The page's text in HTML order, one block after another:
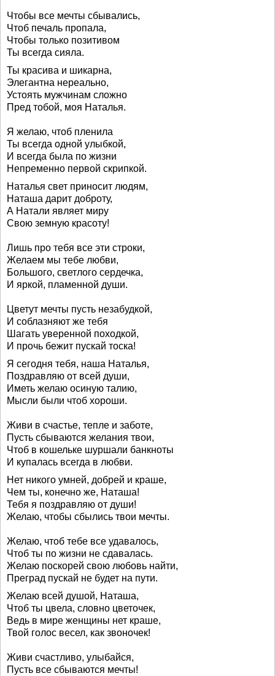
Чтобы все мечты сбывались,
Чтоб печаль пропала,
Чтобы только позитивом
Ты всегда сияла.
Ты красива и шикарна,
Элегантна нереально,
Устоять мужчинам сложно
Пред тобой, моя Наталья.
Я желаю, чтоб пленила
Ты всегда одной улыбкой,
И всегда была по жизни
Непременно первой скрипкой.
Наталья свет приносит людям,
Наташа дарит доброту,
А Натали являет миру
Свою земную красоту!
Лишь про тебя все эти строки,
Желаем мы тебе любви,
Большого, светлого сердечка,
И яркой, пламенной души.
Цветут мечты пусть незабудкой,
И соблазняют же тебя
Шагать уверенной походкой,
И прочь бежит пускай тоска!
Я сегодня тебя, наша Наталья,
Поздравляю от всей души,
Иметь желаю осиную талию,
Мысли были чтоб хороши.
Живи в счастье, тепле и заботе,
Пусть сбываются желания твои,
Чтоб в кошельке шуршали банкноты
И купалась всегда в любви.
Нет никого умней, добрей и краше,
Чем ты, конечно же, Наташа!
Тебя я поздравляю от души!
Желаю, чтобы сбылись твои мечты.
Желаю, чтоб тебе все удавалось,
Чтоб ты по жизни не сдавалась.
Желаю поскорей свою любовь найти,
Преград пускай не будет на пути.
Желаю всей душой, Наташа,
Чтоб ты цвела, словно цветочек,
Ведь в мире женщины нет краше,
Твой голос весел, как звоночек!
Живи счастливо, улыбайся,
Пусть все сбываются мечты!